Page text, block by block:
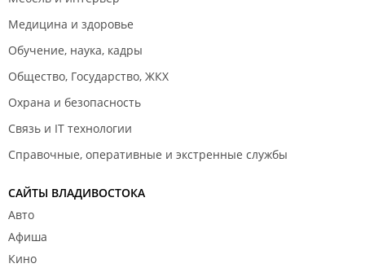
Медицина и здоровье
Обучение, наука, кадры
Общество, Государство, ЖКХ
Охрана и безопасность
Связь и IT технологии
Справочные, оперативные и экстренные службы
САЙТЫ ВЛАДИВОСТОКА
Авто
Афиша
Кино